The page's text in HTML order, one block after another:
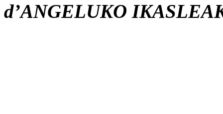
d’ANGELUKO